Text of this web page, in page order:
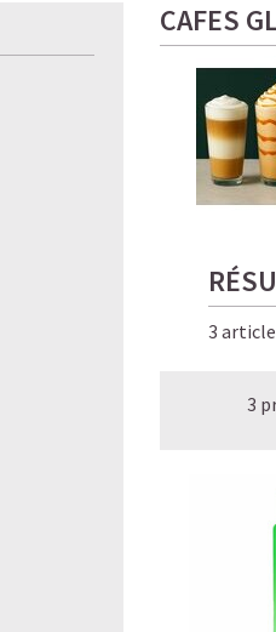
CAFES
3
3